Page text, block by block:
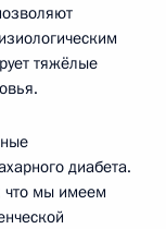
тяжёлые
диабета.
что мы имеем